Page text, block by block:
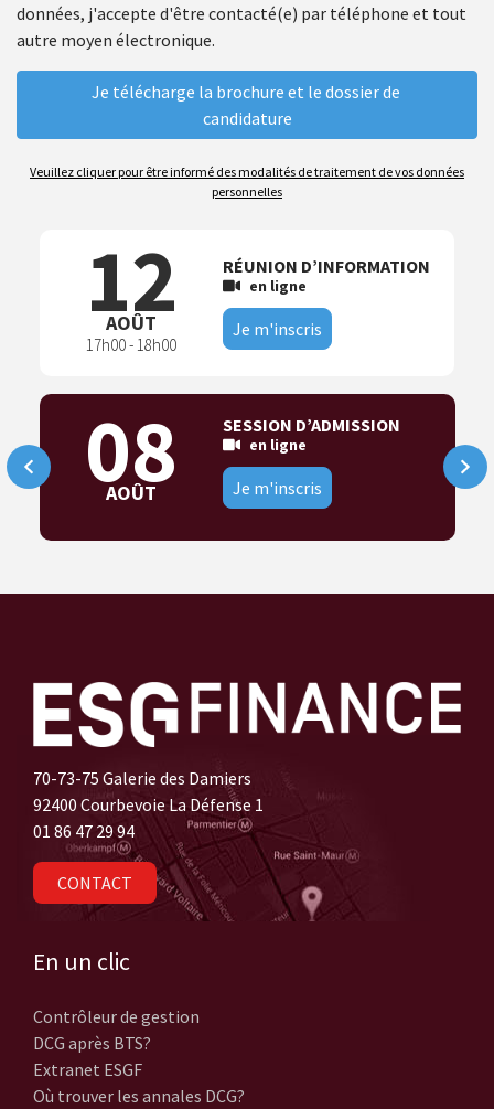
données, j'accepte d'être contacté(e) par téléphone et tout
autre moyen électronique.
Veuillez cliquer pour être informé des modalités de traitement de vos données
personnelles
12
AOÛT
17h00 - 18h00
RÉUNION D’INFORMATION
en ligne
Je m'inscris
08
AOÛT
SESSION D’ADMISSION
en ligne
Je m'inscris
70-73-75 Galerie des Damiers
92400 Courbevoie La Défense 1
01 86 47 29 94
CONTACT
En un clic
Contrôleur de gestion
DCG après BTS?
Extranet ESGF
Où trouver les annales DCG?